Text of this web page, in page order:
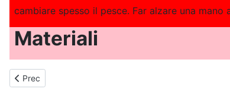
cambiare spesso il pesce. Far alzare una
Materiali
Articolo precedente: GIOCO DI MOVIMENTO E
Prec